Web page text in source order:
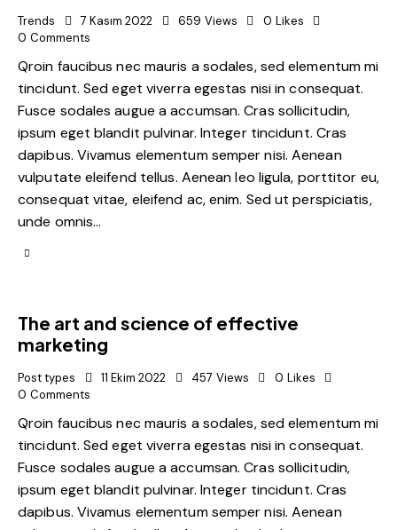
Trends 7 Kasım 2022 659 Views 0 Likes
0 Comments
Qroin faucibus nec mauris a sodales, sed elementum mi
tincidunt. Sed eget viverra egestas nisi in consequat.
Fusce sodales augue a accumsan. Cras sollicitudin,
ipsum eget blandit pulvinar. Integer tincidunt. Cras
dapibus. Vivamus elementum semper nisi. Aenean
vulputate eleifend tellus. Aenean leo ligula, porttitor eu,
consequat vitae, eleifend ac, enim. Sed ut perspiciatis,
unde omnis…
The art and science of effective
marketing
Post types 11 Ekim 2022 457 Views 0 Likes
0 Comments
Qroin faucibus nec mauris a sodales, sed elementum mi
tincidunt. Sed eget viverra egestas nisi in consequat.
Fusce sodales augue a accumsan. Cras sollicitudin,
ipsum eget blandit pulvinar. Integer tincidunt. Cras
dapibus. Vivamus elementum semper nisi. Aenean